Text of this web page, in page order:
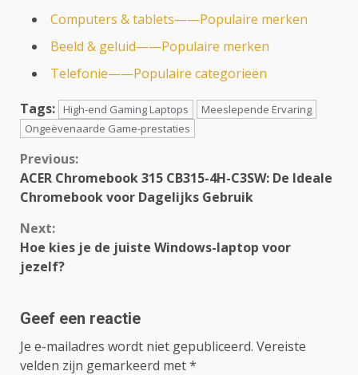
Computers & tablets——Populaire merken
Beeld & geluid——Populaire merken
Telefonie——Populaire categorieën
Tags:
High-end Gaming Laptops
Meeslepende Ervaring
Ongeëvenaarde Game-prestaties
Continue
Reading
Previous:
ACER Chromebook 315 CB315-4H-C3SW: De Ideale
Chromebook voor Dagelijks Gebruik
Next:
Hoe kies je de juiste Windows-laptop voor
jezelf?
Geef een reactie
Je e-mailadres wordt niet gepubliceerd. Vereiste
velden zijn gemarkeerd met*